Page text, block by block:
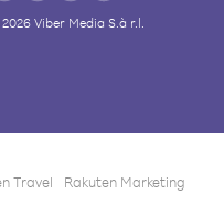
2026Viber Media S.à r.l.
Travel Rakuten Marketing